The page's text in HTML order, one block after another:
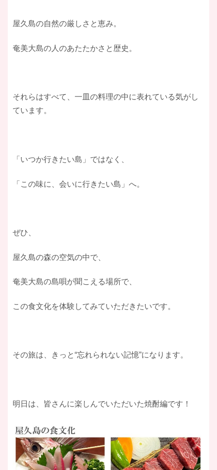
屋久島の自然の厳しさと恵み。
奄美大島の人のあたたかさと歴史。
それらはすべて、一皿の料理の中に表れている気がし
ています。
「いつか行きたい島」ではなく、
「この味に、会いに行きたい島」へ。
ぜひ、
屋久島の森の空気の中で、
奄美大島の島唄が聞こえる場所で、
この食文化を体験してみていただきたいです。
その旅は、きっと“忘れられない記憶”になります。
明日は、皆さんに楽しんでいただいた焼酎編です！